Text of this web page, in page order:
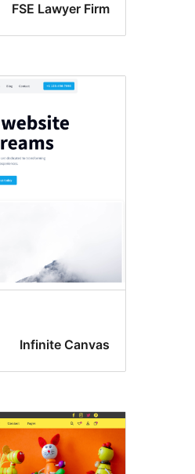
FSE Lawyer Firm
Infinite Canvas